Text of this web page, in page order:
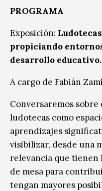
PROGRAMA
Exposición:
propiciando
desarrollo educativo.
A cargo de Fabián
Conversaremos
ludotecas como
aprendizajes
visibilizar, desde una
relevancia que tienen
de mesa para
tengan mayores